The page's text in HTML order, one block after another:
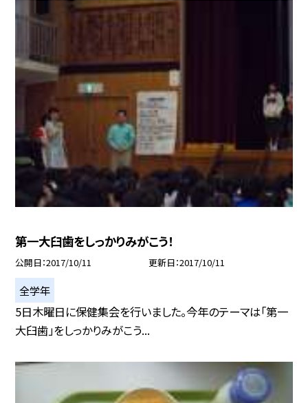
第一大臼歯をしっかりみがこう！
公開日 2017/10/11 更新日 2017/10/11
全学年
5日木曜日に保健集会を行いました。今年のテーマは「第一
大臼歯」をしっかりみがこう...